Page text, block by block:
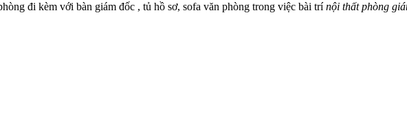
đi kèm với bàn giám đốc , tủ hồ sơ, sofa văn phòng trong việc bài trínội thất phòng